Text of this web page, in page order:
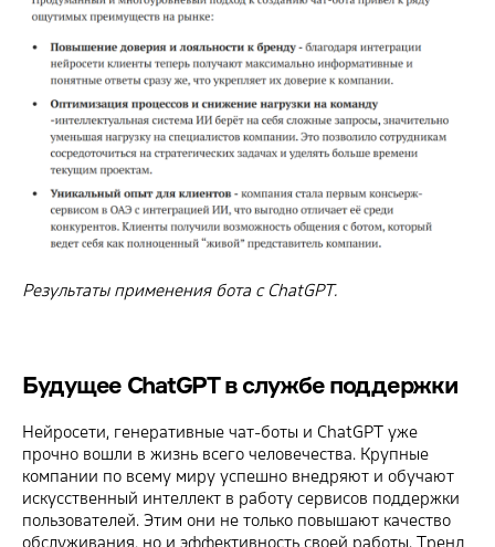
Результаты применения бота с ChatGPT.
Будущее ChatGPT в службе поддержки
Нейросети, генеративные чат-боты и ChatGPT уже
прочно вошли в жизнь всего человечества. Крупные
компании по всему миру успешно внедряют и обучают
искусственный интеллект в работу сервисов поддержки
пользователей. Этим они не только повышают качество
обслуживания, но и эффективность своей работы. Тренд